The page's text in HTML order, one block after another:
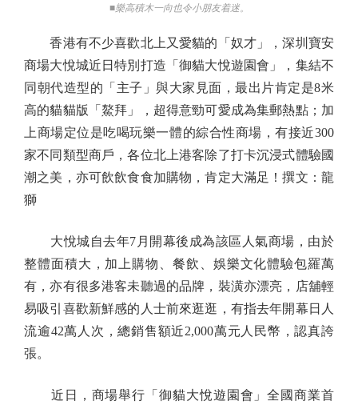
■樂高積木一向也令小朋友着迷。
香港有不少喜歡北上又愛貓的「奴才」，深圳寶安
商場大悅城近日特別打造「御貓大悅遊園會」，集結不
同朝代造型的「主子」與大家見面，最出片肯定是8米
高的貓貓版「鰲拜」，超得意勁可愛成為集郵熱點；加
上商場定位是吃喝玩樂一體的綜合性商場，有接近300
家不同類型商戶，各位北上港客除了打卡沉浸式體驗國
潮之美，亦可飲飲食食加購物，肯定大滿足！撰文：龍
獅
大悅城自去年7月開幕後成為該區人氣商場，由於
整體面積大，加上購物、餐飲、娛樂文化體驗包羅萬
有，亦有很多港客未聽過的品牌，裝潢亦漂亮，店舖輕
易吸引喜歡新鮮感的人士前來逛逛，有指去年開幕日人
流逾42萬人次，總銷售額近2,000萬元人民幣，認真誇
張。
近日，商場舉行「御貓大悅遊園會」全國商業首